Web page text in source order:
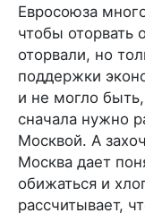
Евросоюза
чтобы оторвать
оторвали, но
поддержки
и не могло
сначала нужно
Москвой. А
Москва дает
обижаться и
рассчитывает,